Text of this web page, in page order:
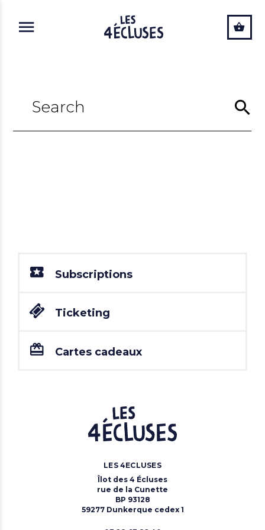
Subscriptions
Ticketing
Cartes cadeaux
LES 4ECLUSES
Îlot des 4 Écluses
rue de la Cunette
BP 93128
59277 Dunkerque cedex 1